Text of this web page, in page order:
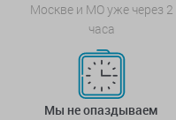
Москве и МО уже через 2
часа
Мы не опаздываем